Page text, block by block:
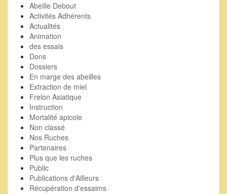
Abeille Debout
Activités Adhérents
Actualités
Animation
des essais
Dons
Dossiers
En marge des abeilles
Extraction de miel
Frelon Asiatique
Instruction
Mortalité apicole
Non classé
Nos Ruches
Partenaires
Plus que les ruches
Public
Publications d'Ailleurs
Récupération d'essaims